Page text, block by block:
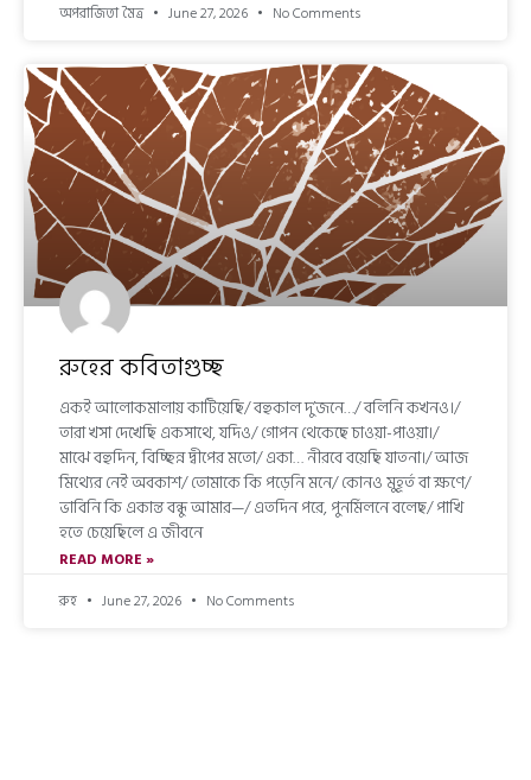
অপরাজিতা মৈত্র
June 27, 2026 No Comments
রুহের কবিতাগুচ্ছ
একই আলোকমালায় কাটিয়েছি/ বহুকাল দু’জনে…/ বলিনি কখনও।/
তারা খসা দেখেছি একসাথে, যদিও/ গোপন থেকেছে চাওয়া-পাওয়া।/
মাঝে বহুদিন, বিচ্ছিন্ন দ্বীপের মতো/ একা… নীরবে বয়েছি যাতনা।/ আজ
মিথ্যের নেই অবকাশ/ তোমাকে কি পড়েনি মনে/ কোনও মুহূর্ত বা ক্ষণে/
ভাবিনি কি একান্ত বন্ধু আমার—/ এতদিন পরে, পুনর্মিলনে বলেছ/ পাখি
হতে চেয়েছিলে এ জীবনে
READ MORE »
রুহ
June 27, 2026 No Comments